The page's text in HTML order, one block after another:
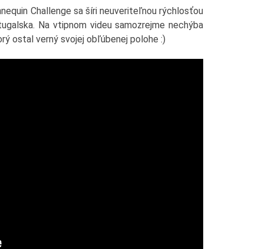
Challenge sa šíri neuveriteľnou rýchlosťou
Na vtipnom videu samozrejme nechýba
ostal verný svojej obľúbenej polohe :)